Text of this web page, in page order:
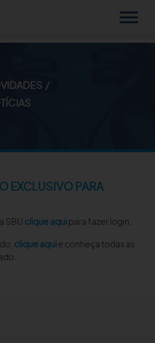
EXCLUSIVO PARA
SBU clique aquipara fazer login.
clique aquie conheça todas as